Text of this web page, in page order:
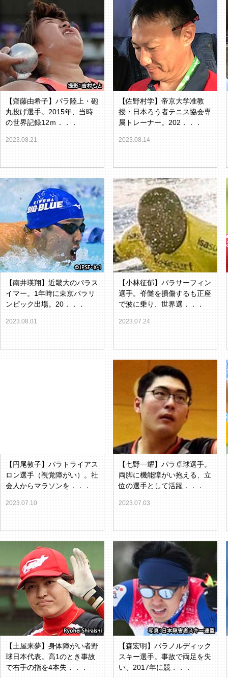
【齋藤由希子】パラ陸上・砲
丸投げ選手。2015年、当時
の世界記録12ｍ．．．
2023.08.21
【佐野村学】帝京大学准教
授・日本ろう者テニス協会専
属トレーナー。202．．．
2023.08.14
【南井瑛翔】近畿大のパラス
イマー。1年時に東京パラリ
ンピック出場。20．．．
2023.08.01
【小林征郁】パラサーフィン
選手。脊髄を損傷するも正座
で波に乗り、世界選．．．
2023.07.24
【円尾敦子】パラトライアス
ロン選手（視覚障がい）。社
会人からマラソンを．．．
2023.07.10
【七野一耀】パラ卓球選手。
両脚に機能障がい抱える、立
位の選手として活躍．．．
2023.07.03
【土屋来夢】身体障がい者野
球日本代表。高1のとき事故
で右手の指を4本失．．．
【森宏明】パラノルディック
スキー選手。事故で両足を失
い、2017年に競．．．